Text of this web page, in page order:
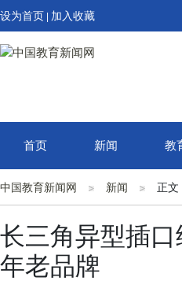
设为首页 加入收藏
首页 新闻 教
中国教育新闻网 新闻 正文
长三角异型插
年老品牌